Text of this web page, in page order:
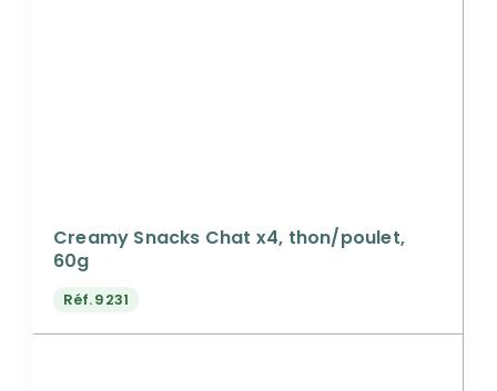
Creamy Snacks Chat x4, thon/poulet,
60g
Réf.9231